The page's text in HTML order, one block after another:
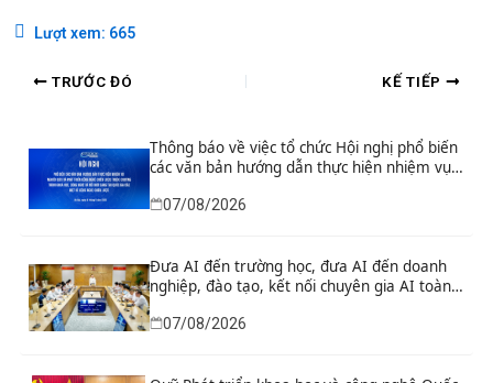
Lượt xem: 665
TRƯỚC ĐÓ KẾ TIẾP
Thông báo về việc tổ chức Hội nghị phổ biến
các văn bản hướng dẫn thực hiện nhiệm vụ
nghiên cứu và phát triển công nghệ chiến
lược thuộc Chương trình khoa học, công
07/08/2026
Đưa AI đến trường học, đưa AI đến doanh
nghiệp, đào tạo, kết nối chuyên gia AI toàn
cầu
07/08/2026